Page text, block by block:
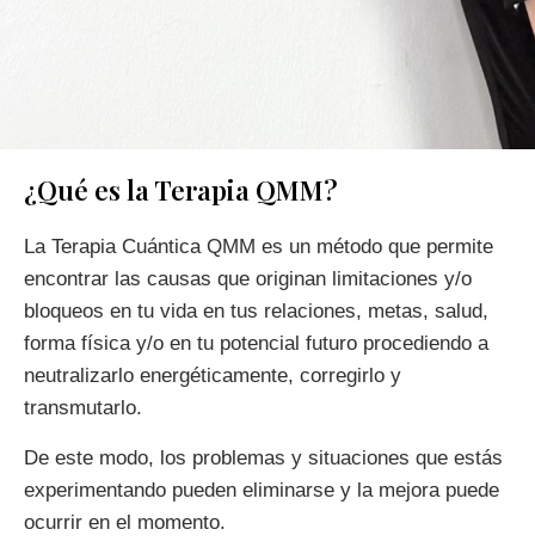
¿Qué es la Terapia QMM?
La Terapia Cuántica QMM es un método que permite
encontrar las causas que originan limitaciones y/o
bloqueos en tu vida en tus relaciones, metas, salud,
forma física y/o en tu potencial futuro procediendo a
neutralizarlo energéticamente, corregirlo y
transmutarlo.
De este modo, los problemas y situaciones que estás
experimentando pueden eliminarse y la mejora puede
ocurrir en el momento.